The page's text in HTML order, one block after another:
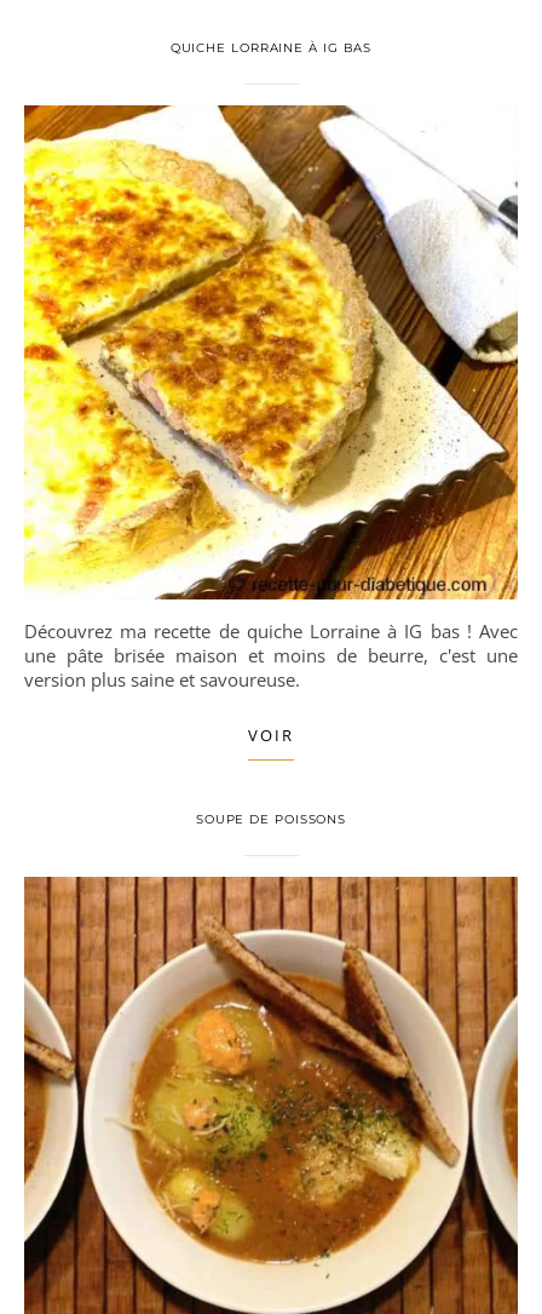
QUICHE LORRAINE À IG BAS
Découvrez ma recette de quiche Lorraine à IG bas ! Avec
une pâte brisée maison et moins de beurre, c'est une
version plus saine et savoureuse.
VOIR
SOUPE DE POISSONS